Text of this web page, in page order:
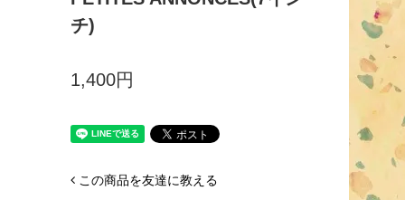
チ)
1,400円
この商品を友達に教える